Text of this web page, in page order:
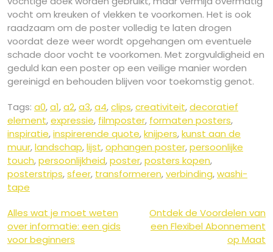
vocht om kreuken of vlekken te voorkomen. Het is ook
raadzaam om de poster volledig te laten drogen
voordat deze weer wordt opgehangen om eventuele
schade door vocht te voorkomen. Met zorgvuldigheid en
geduld kan een poster op een veilige manier worden
gereinigd en behouden blijven voor toekomstig genot.
Tags: a0,a1,a2,a3,a4,clips,creativiteit,decoratief
element,expressie, filmposter, formaten posters,
inspiratie,inspirerende quote,knijpers,kunst aan de
muur,landschap,lijst,ophangen poster,persoonlijke
touch,persoonlijkheid,poster,posters kopen,
posterstrips,sfeer, transformeren,verbinding,washi-
tape
Berichtnavigatie
Alles wat je moet weten
over informatie: een gids
voor beginners
Ontdek de Voordelen van
een Flexibel Abonnement
op Maat